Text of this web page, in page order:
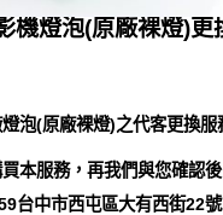
機燈泡(原廠裸燈)更
泡(原廠裸燈)之代客更換服
本服務，再我們與您確認
台中市西屯區大有西街22